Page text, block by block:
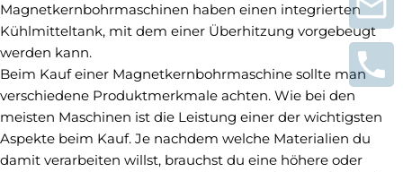
Magnetkernbohrmaschinen haben einen integrierten
Kühlmitteltank, mit dem einer Überhitzung vorgebeugt
werden kann.
Beim Kauf einer Magnetkernbohrmaschine sollte man
verschiedene Produktmerkmale achten. Wie bei den
meisten Maschinen ist die Leistung einer der wichtigsten
Aspekte beim Kauf. Je nachdem welche Materialien du
damit verarbeiten willst, brauchst du eine höhere oder